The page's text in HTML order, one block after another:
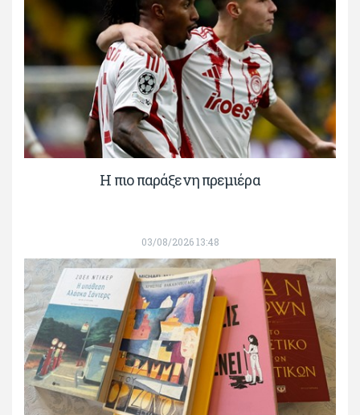
H πιο παράξενη πρεμιέρα
03/08/2026 13:48